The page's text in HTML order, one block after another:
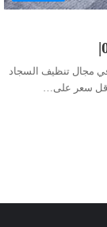
مجال تنظيف السجاد
سعر على…